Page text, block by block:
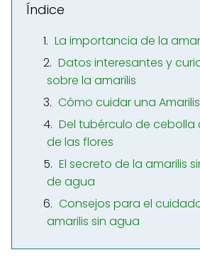
Índice
La importancia de la
Datos interesantes y
sobre la amarilis
Cómo cuidar una Amarilis
Del tubérculo de cebolla
de las flores
El secreto de la amarilis
de agua
Consejos para el
amarilis sin agua